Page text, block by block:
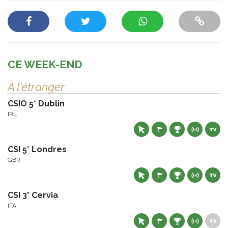
CE WEEK-END
À l'étranger
CSIO 5* Dublin
IRL
CSI 5* Londres
GBR
CSI 3* Cervia
ITA